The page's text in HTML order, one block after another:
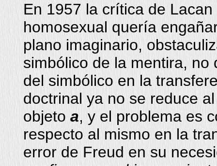
En 1957 la crítica de
homosexual quería
plano imaginario,
simbólico de la mentira,
del simbólico en la
doctrinal ya no se reduce
objetoa, y el problema es
respecto al mismo en la
error de Freud en su